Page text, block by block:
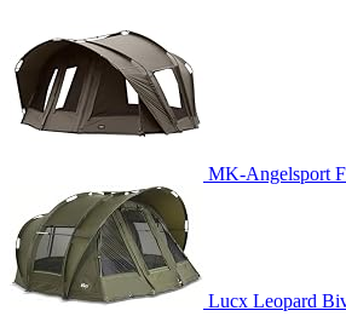
MK-Angelsport
Lucx Leopard